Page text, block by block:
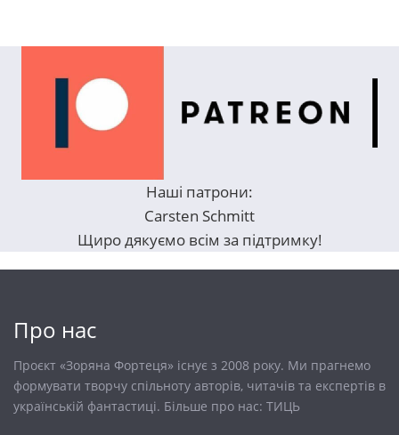
Наші патрони:
Carsten Schmitt
Щиро дякуємо всім за підтримку!
Про нас
Проєкт «Зоряна Фортеця» існує з 2008 року. Ми прагнемо
формувати творчу спільноту авторів, читачів та експертів в
українській фантастиці. Більше про нас: ТИЦЬ